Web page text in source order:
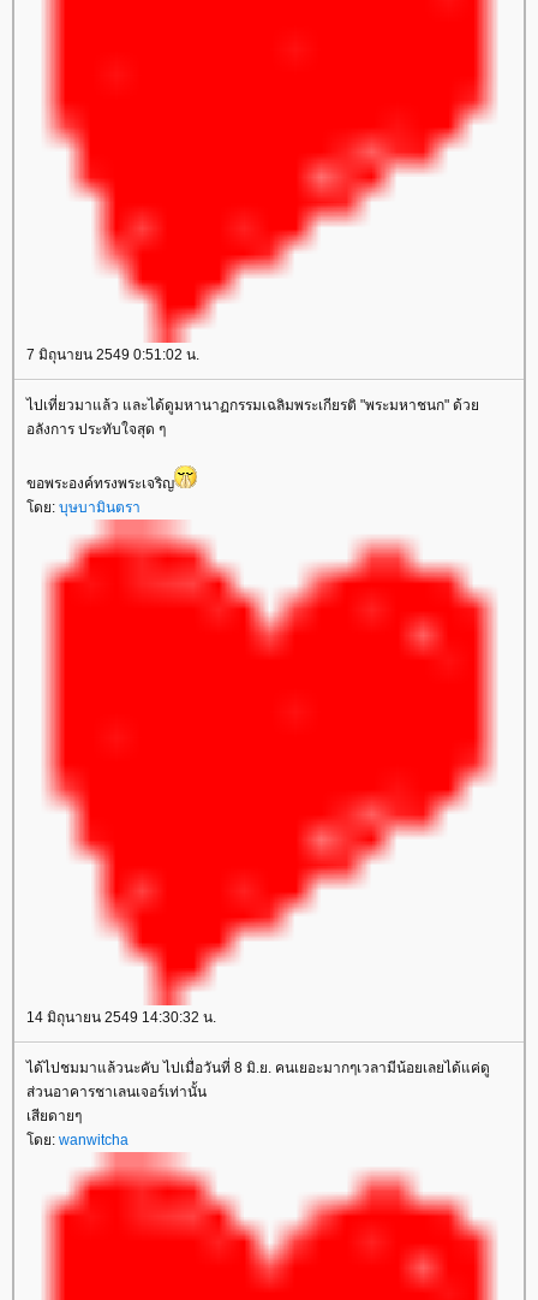
7 มิถุนายน 2549 0:51:02 น.
ไปเที่ยวมาแล้ว และได้ดูมหานาฏกรรมเฉลิมพระเกียรติ "พระมหาชนก" ด้ว
อลังการ ประทับใจสุด ๆ
ขอพระองค์ทรงพระเจริญ
ดย: บุษบามินตรา
14 มิถุนายน 2549 14:30:32 น.
ได้ไปชมมาแล้วนะคับ ไปเมื่อวันที่ 8 มิ.ย. คนเยอะมากๆเวลามีน้อยเลยได้แค่ดู
ส่วนอาคารชาเลนเจอร์เท่านั้น
เสียดายๆ
ดย: wanwitcha